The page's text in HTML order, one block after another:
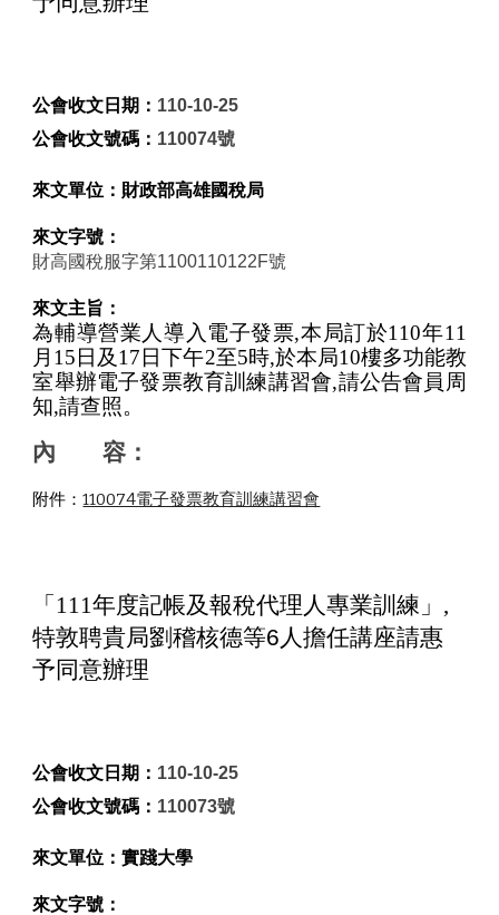
公會收文日期： 110-10-25
公會收文號碼： 110074號
來文單位： 財政部高雄國稅局
來文字號：
財高國稅服字第1100110122F號
來文主旨：
為輔導營業人導入電子發票,本局訂於110年11
月 15 日及17 日下午2至5時,於本局10樓多功能教
室舉辦電子發票教育訓練講習會,請公告會員周
知,請查照。
內       容：
附件：110074電子發票教育訓練講習會
「 111年度記帳及報稅代理人專業訓練」 ,
特敦聘貴局劉稽核德等6人擔任講座請惠
予同意辦理
公會收文日期： 110-10-25
公會收文號碼： 110073號
來文單位：實踐大學
來文字號：